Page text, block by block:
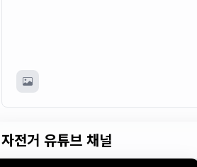
자전거 유튜브 채널